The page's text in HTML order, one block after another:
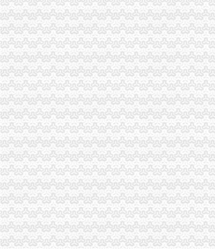
遗失公告|重庆|渝中区_凤凰资讯
租售转让|发票号|减资_凤凰资讯
重庆银行股份有限公司两路口支行联系方式_信用报
重庆公司变更——成都可靠的公司注销哪里有_成都
公司要注销,固定资产如何处置_百度知道
重庆加油站广告：重庆公司注销、发票、税务登记证
衡市中级人民法院关于衡市蒸湘区两路口126号福康花
大坪公司注销
广东省普宁市供销社集团大坪公司建材门市_【信用信
重庆大坪公司注销|重庆列表网
大坪注册公司图片_大坪工商注册图片-泉州易登网
【企业设立、年检、变更,改迁、注销、全方位服务
【重庆大坪专项审计|专项审批|工商专项审批】-重庆
【重庆大坪企业文化招聘网_企业文化招聘信息】-重
广州大坪企业管理咨询有限公司业-广州58同城
提供重庆工商代办公司公司注销代理记账服务
租售转让|公司|重庆|有限_新浪新闻